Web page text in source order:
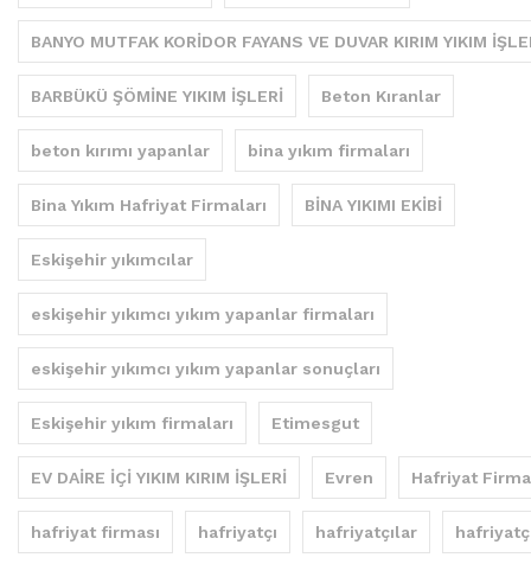
BANYO MUTFAK KORİDOR FAYANS VE DUVAR KIRIM YIKIM
BARBÜKÜ ŞÖMİNE YIKIM İŞLERİ Beton Kıranlar
beton kırımı yapanlar bina yıkım firmaları
Bina Yıkım Hafriyat Firmaları BİNA YIKIMI EKİBİ
Eskişehir yıkımcılar
eskişehir yıkımcı yıkım yapanlar firmaları
eskişehir yıkımcı yıkım yapanlar sonuçları
Eskişehir yıkım firmaları Etimesgut
EV DAİRE İÇİ YIKIM KIRIM İŞLERİ Evren Hafriyat
hafriyat firması hafriyatçı hafriyatçılar